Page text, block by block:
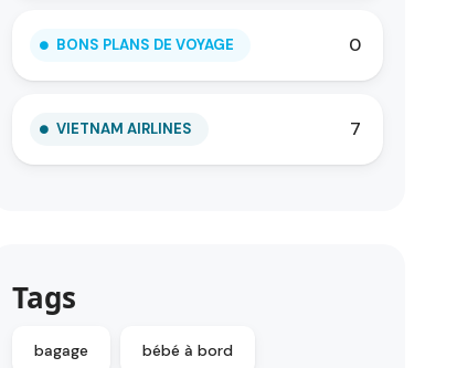
BONS PLANS DE VOYAGE 0
VIETNAM AIRLINES 7
Tags
bagage bébé à bord